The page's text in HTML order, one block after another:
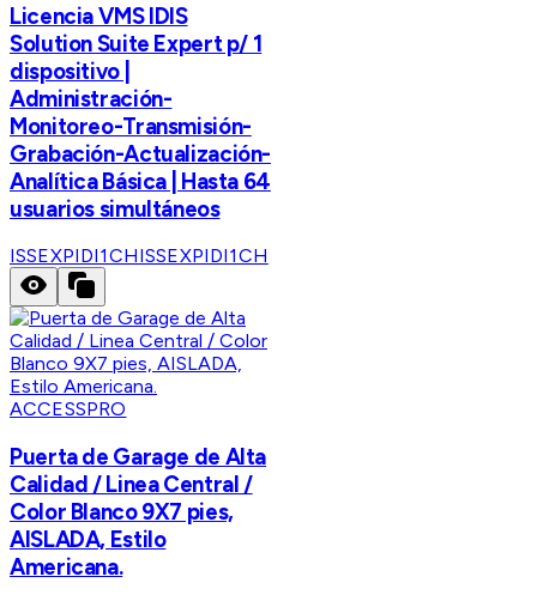
Licencia VMS IDIS
Solution Suite Expert p/ 1
dispositivo |
Administración-
Monitoreo-Transmisión-
Grabación-Actualización-
Analítica Básica | Hasta 64
usuarios simultáneos
ISSEXPIDI1CHISSEXPIDI1CH
ACCESSPRO
Puerta de Garage de Alta
Calidad / Linea Central /
Color Blanco 9X7 pies,
AISLADA, Estilo
Americana.